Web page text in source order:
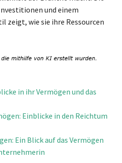
und einem
zeigt, wie sie ihre Ressourcen
in ihr Vermögen und das
Einblicke in den Reichtum
Ein Blick auf das Vermögen